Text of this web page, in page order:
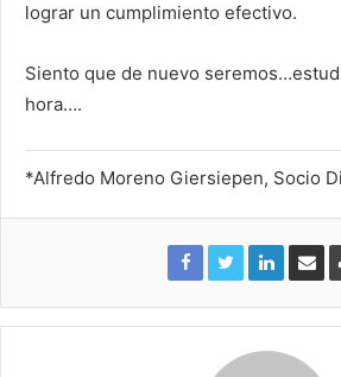
lograr un cumplimiento efectivo.
Siento que de nuevo
hora….
*Alfredo Moreno Giersiepen, Socio